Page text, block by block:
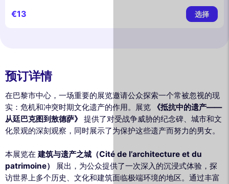
€13 选择
预订详情
在巴黎市中心，一场重要的展览邀请公众探索一个常被忽视的现
实：危机和冲突时期文化遗产的作用。展览
《抵抗中的遗产——
从廷巴克图到敖德萨》 提供了对受战争威胁的纪念碑、城市和文
化景观的深刻观察，同时展示了为保护这些遗产而努力的男女。
本展览在 建筑与遗产之城（Cité de l’architecture et du
patrimoine）
展出，为公众提供了一次深入的沉浸式体验，探
访世界上多个历史、文化和建筑面临极端环境的地区。通过丰富